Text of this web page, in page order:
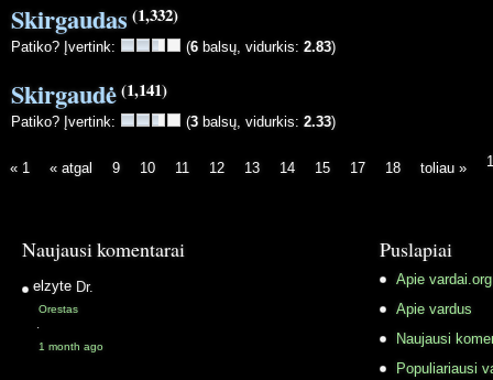
Skirgaudas(1,332)
Patiko? Įvertink: (6 balsų, vidurkis: 2.83)
Skirgaudė(1,141)
Patiko? Įvertink: (3 balsų, vidurkis: 2.33)
« 1 « atgal 9 10 11 12 13 14 15 17 18 toliau »
Naujausi komentarai
elzyte Dr.
Orestas
·
1 month ago
Puslapiai
Apie vardai.org
Apie vardus
Naujausi
Populiariausi